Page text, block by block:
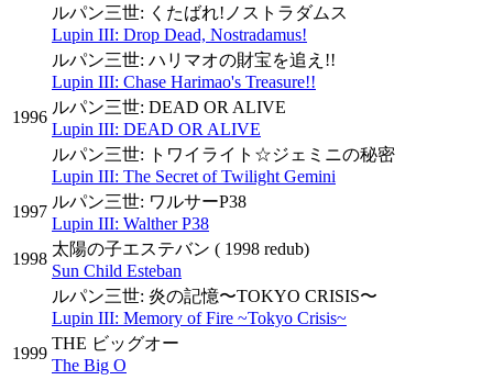
ルパン三世: くたばれ!ノストラダムス
Lupin III: Drop Dead, Nostradamus!
ルパン三世: ハリマオの財宝を追え!!
Lupin III: Chase Harimao's Treasure!!
1996
ルパン三世: DEAD OR ALIVE
Lupin III: DEAD OR ALIVE
ルパン三世: トワイライト☆ジェミニの秘密
Lupin III: The Secret of Twilight Gemini
1997
ルパン三世: ワルサーP38
Lupin III: Walther P38
1998
太陽の子エステバン ( 1998 redub)
Sun Child Esteban
ルパン三世: 炎の記憶〜TOKYO CRISIS〜
Lupin III: Memory of Fire ~Tokyo Crisis~
1999
THE ビッグオー
The Big O